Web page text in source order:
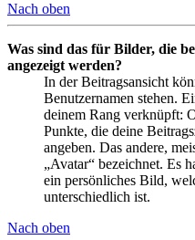
Nach oben
Was sind das für Bilder, die
angezeigt werden?
In der Beitragsansicht
Benutzernamen stehen.
deinem Rang verknüpft:
Punkte, die deine
angeben. Das andere,
„Avatar“ bezeichnet. Es
ein persönliches Bild,
unterschiedlich ist.
Nach oben